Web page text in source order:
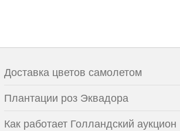
Доставка цветов самолетом
Плантации роз Эквадора
Как работает Голландский аукцион